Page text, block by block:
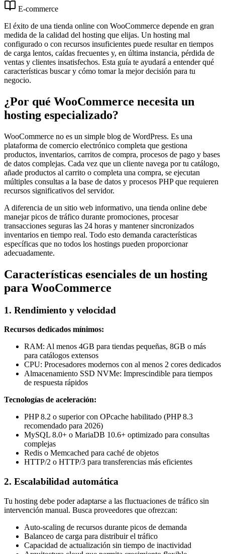
E-commerce
El éxito de una tienda online con WooCommerce depende en gran
medida de la calidad del hosting que elijas. Un hosting mal
configurado o con recursos insuficientes puede resultar en tiempos
de carga lentos, caídas frecuentes y, en última instancia, pérdida de
ventas y clientes insatisfechos. Esta guía te ayudará a entender qué
características buscar y cómo tomar la mejor decisión para tu
negocio.
¿Por qué WooCommerce necesita un
hosting especializado?
WooCommerce no es un simple blog de WordPress. Es una
plataforma de comercio electrónico completa que gestiona
productos, inventarios, carritos de compra, procesos de pago y bases
de datos complejas. Cada vez que un cliente navega por tu catálogo,
añade productos al carrito o completa una compra, se ejecutan
múltiples consultas a la base de datos y procesos PHP que requieren
recursos significativos del servidor.
A diferencia de un sitio web informativo, una tienda online debe
manejar picos de tráfico durante promociones, procesar
transacciones seguras las 24 horas y mantener sincronizados
inventarios en tiempo real. Todo esto demanda características
específicas que no todos los hostings pueden proporcionar
adecuadamente.
Características esenciales de un hosting
para WooCommerce
1. Rendimiento y velocidad
Recursos dedicados mínimos:
RAM: Al menos 4GB para tiendas pequeñas, 8GB o más
para catálogos extensos
CPU: Procesadores modernos con al menos 2 cores dedicados
Almacenamiento SSD NVMe: Imprescindible para tiempos
de respuesta rápidos
Tecnologías de aceleración:
PHP 8.2 o superior con OPcache habilitado (PHP 8.3
recomendado para 2026)
MySQL 8.0+ o MariaDB 10.6+ optimizado para consultas
complejas
Redis o Memcached para caché de objetos
HTTP/2 o HTTP/3 para transferencias más eficientes
2. Escalabilidad automática
Tu hosting debe poder adaptarse a las fluctuaciones de tráfico sin
intervención manual. Busca proveedores que ofrezcan:
Auto-scaling de recursos durante picos de demanda
Balanceo de carga para distribuir el tráfico
Capacidad de actualización sin tiempo de inactividad